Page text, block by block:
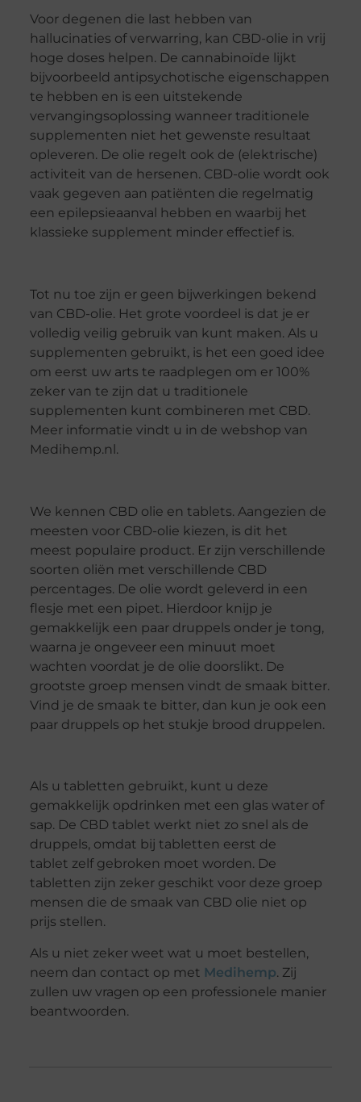
Voor degenen die last hebben van
hallucinaties of verwarring, kan CBD-olie in vrij
hoge doses helpen. De cannabinoïde lijkt
bijvoorbeeld antipsychotische eigenschappen
te hebben en is een uitstekende
vervangingsoplossing wanneer traditionele
supplementen niet het gewenste resultaat
opleveren. De olie regelt ook de (elektrische)
activiteit van de hersenen. CBD-olie wordt ook
vaak gegeven aan patiënten die regelmatig
een epilepsieaanval hebben en waarbij het
klassieke supplement minder effectief is.
Tot nu toe zijn er geen bijwerkingen bekend
van CBD-olie. Het grote voordeel is dat je er
volledig veilig gebruik van kunt maken. Als u
supplementen gebruikt, is het een goed idee
om eerst uw arts te raadplegen om er 100%
zeker van te zijn dat u traditionele
supplementen kunt combineren met CBD.
Meer informatie vindt u in de webshop van
Medihemp.nl.
We kennen CBD olie en tablets. Aangezien de
meesten voor CBD-olie kiezen, is dit het
meest populaire product. Er zijn verschillende
soorten oliën met verschillende CBD
percentages. De olie wordt geleverd in een
flesje met een pipet. Hierdoor knijp je
gemakkelijk een paar druppels onder je tong,
waarna je ongeveer een minuut moet
wachten voordat je de olie doorslikt. De
grootste groep mensen vindt de smaak bitter.
Vind je de smaak te bitter, dan kun je ook een
paar druppels op het stukje brood druppelen.
Als u tabletten gebruikt, kunt u deze
gemakkelijk opdrinken met een glas water of
sap. De CBD tablet werkt niet zo snel als de
druppels, omdat bij tabletten eerst de
tablet zelf gebroken moet worden. De
tabletten zijn zeker geschikt voor deze groep
mensen die de smaak van CBD olie niet op
prijs stellen.
Als u niet zeker weet wat u moet bestellen,
neem dan contact op met Medihemp. Zij
zullen uw vragen op een professionele manier
beantwoorden.